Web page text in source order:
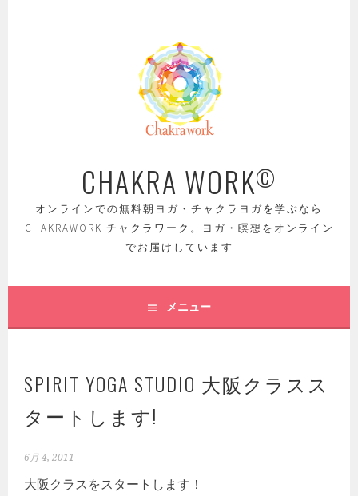
CHAKRA WORK©
オンラインでの無料朝ヨガ・チャクラヨガを学ぶなら
CHAKRAWORK チャクラワーク。ヨガ・瞑想をオンライン
でお届けしています
メニュー
SPIRIT YOGA STUDIO 大阪クラスス
タートします!
6月 4, 2011
大阪クラスをスタートします！